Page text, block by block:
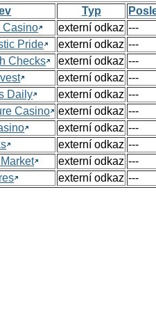
Typ
Casino
externí odkaz ---
Pride
externí odkaz ---
Checks
externí odkaz ---
externí odkaz ---
Daily
externí odkaz ---
Casino
externí odkaz ---
externí odkaz ---
externí odkaz ---
externí odkaz ---
externí odkaz ---